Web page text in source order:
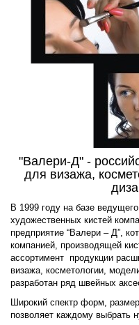
"Валери-Д" -
для визажа,
В 1999 году на базе
художественных кистей
предприятие “Валери – Д”,
компанией, производящей
ассортимент продукции
визажа, косметологии,
разработан ряд швейных
Широкий спектр форм,
позволяет каждому выбрать